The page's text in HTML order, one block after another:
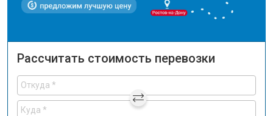
Рассчитать стоимость перевозки